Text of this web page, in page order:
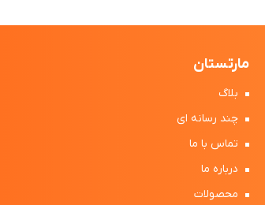
مارتستان
بلاگ
چند رسانه ای
تماس با ما
درباره ما
محصولات